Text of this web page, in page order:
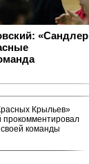
«Сандлер
Крыльев»
прокомментировал
команды